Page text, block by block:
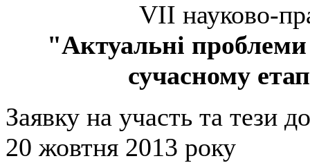
VII науково-
"Актуальні
сучасному
Заявку на участь та тези
20 жовтня 2013 року